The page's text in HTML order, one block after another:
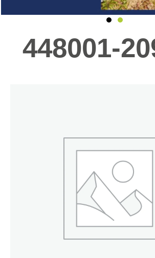
448001-